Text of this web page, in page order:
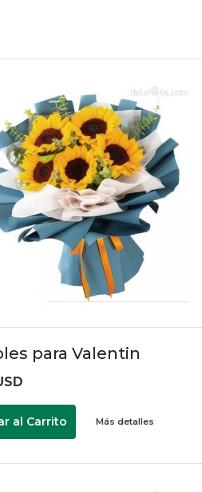
para Valentin
al Carrito Más detalles